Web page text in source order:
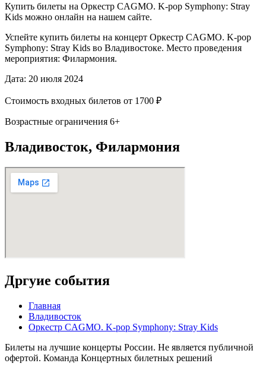
Купить билеты на Оркестр CAGMO. K-pop Symphony: Stray
Kids можно онлайн на нашем сайте.
Успейте купить билеты на концерт Оркестр CAGMO. K-pop
Symphony: Stray Kids во Владивостоке. Место проведения
мероприятия: Филармония.
Дата: 20 июля 2024
Стоимость входных билетов от 1700 ₽
Возрастные ограничения 6+
Владивосток, Филармония
Дргуие события
Главная
Владивосток
Оркестр CAGMO. K-pop Symphony: Stray Kids
Билеты на лучшие концерты России. Не является публичной
офертой. Команда Концертных билетных решений